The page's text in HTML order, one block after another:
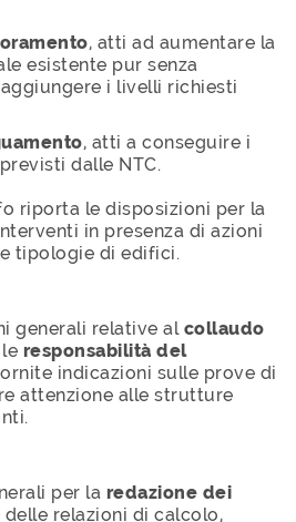
, atti ad aumentare la
esistente pur senza
i livelli richiesti
, atti a conseguire i
dalle NTC.
riporta le disposizioni per la
in presenza di azioni
tipologie di edifici.
generali relative al collaudo
responsabilità del
indicazioni sulle prove di
attenzione alle strutture
per la redazione dei
delle relazioni di calcolo,